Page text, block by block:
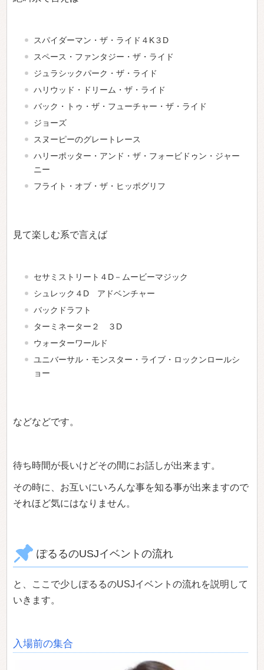
スパイダーマン・ザ・ライド４K３D
スペース・ファンタジー・ザ・ライド
ジュラシックパーク・ザ・ライド
ハリウッド・ドリーム・ザ・ライド
バック・トゥ・ザ・フューチャー・ザ・ライド
ジョーズ
スヌーピーのグレートレース
ハリーポッター・アンド・ザ・フォービドゥン・ジャー
ニー
フライト・オブ・ザ・ヒッポグリフ
見て楽しむ系で言えば
セサミストリート４D－ムービーマジック
シュレック４D アドベンチャー
バックドラフト
ターミネーター２ ３D
ウォーターワールド
ユニバーサル・モンスター・ライブ・ロックンロールシ
ョー
などなどです。
待ち時間が長いけどその間にお話しが出来ます。
その時に、お互いにいろんな事を知る事が出来ますので
それほど気にはなりません。
ぽるるのUSJイベントの流れ
と、ここで少しぽるるのUSJイベントの流れを説明して
いきます。
入場前の集合